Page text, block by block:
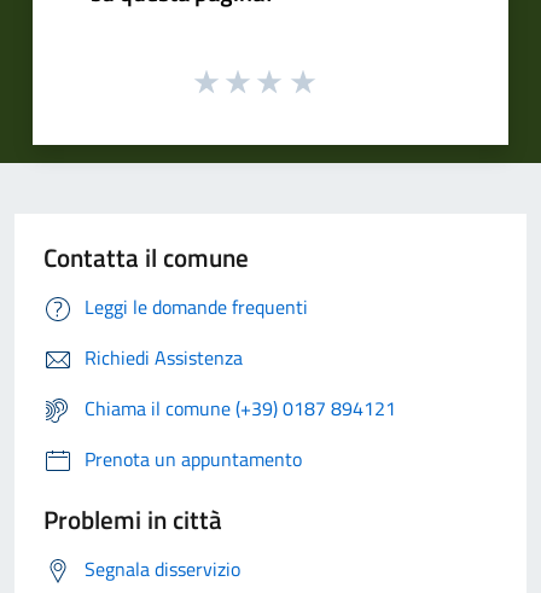
Contatta il comune
Leggi le domande frequenti
Richiedi Assistenza
Chiama il comune (+39) 0187 894121
Prenota un appuntamento
Problemi in città
Segnala disservizio